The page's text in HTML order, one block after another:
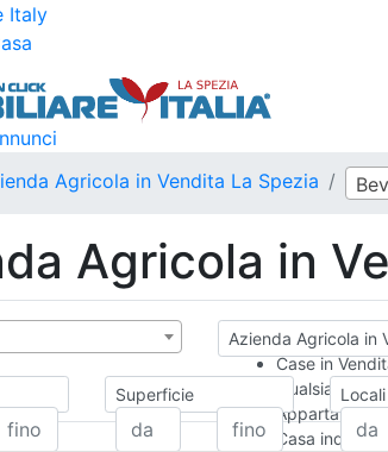
Italy
Agricola in Vendita La Spezia
Agricola in
Azienda Agricola in
Case in
Qualsiasi
Appartamento
Casa
Superficie Locali